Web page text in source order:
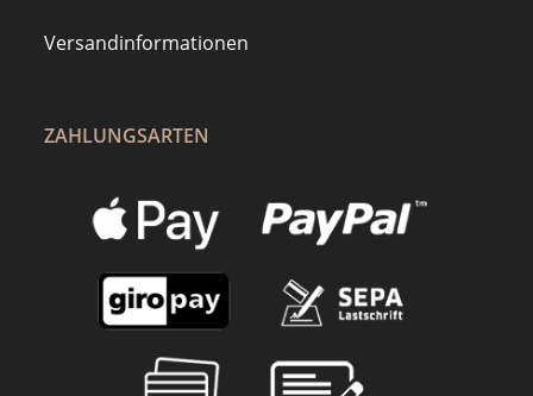
Versandinformationen
ZAHLUNGSARTEN